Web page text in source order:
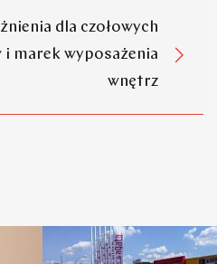
dla czołowych
marek wyposażenia
wnętrz